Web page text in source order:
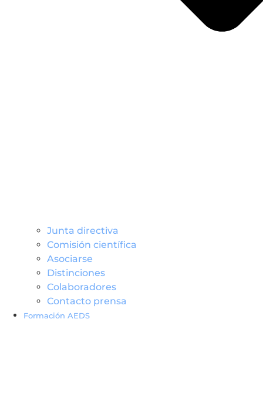
Junta directiva
Comisión científica
Asociarse
Distinciones
Colaboradores
Contacto prensa
Formación AEDS